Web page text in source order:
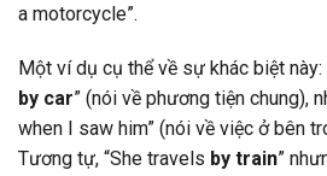
a motorcycle”.
Một ví dụ cụ thể về sự khác biệt
by car” (nói về phương tiện chung),
when I saw him” (nói về việc ở bên
Tương tự, “She travels by train”